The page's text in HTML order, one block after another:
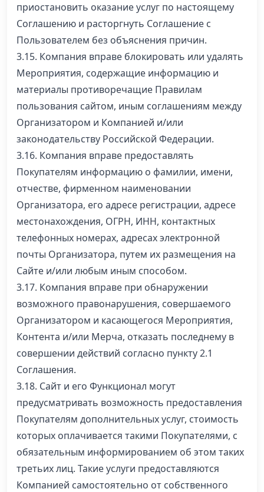
приостановить оказание услуг по настоящему
Соглашению и расторгнуть Соглашение с
Пользователем без объяснения причин.
3.15. Компания вправе блокировать или удалять
Мероприятия, содержащие информацию и
материалы противоречащие Правилам
пользования сайтом, иным соглашениям между
Организатором и Компанией и/или
законодательству Российской Федерации.
3.16. Компания вправе предоставлять
Покупателям информацию о фамилии, имени,
отчестве, фирменном наименовании
Организатора, его адресе регистрации, адресе
местонахождения, ОГРН, ИНН, контактных
телефонных номерах, адресах электронной
почты Организатора, путем их размещения на
Сайте и/или любым иным способом.
3.17. Компания вправе при обнаружении
возможного правонарушения, совершаемого
Организатором и касающегося Мероприятия,
Контента и/или Мерча, отказать последнему в
совершении действий согласно пункту 2.1
Соглашения.
3.18. Сайт и его Функционал могут
предусматривать возможность предоставления
Покупателям дополнительных услуг, стоимость
которых оплачивается такими Покупателями, с
обязательным информированием об этом таких
третьих лиц. Такие услуги предоставляются
Компанией самостоятельно от собственного